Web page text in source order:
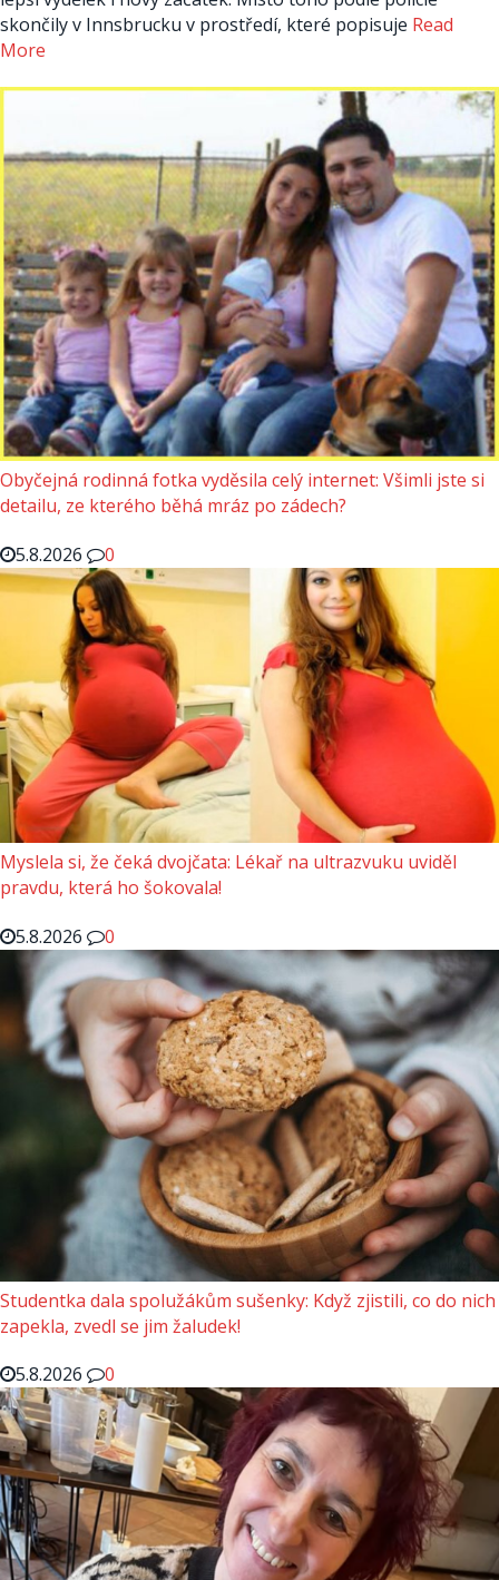
skončily v Innsbrucku v prostředí, které popisuje Read
More
Obyčejná rodinná fotka vyděsila celý internet: Všimli jste si
detailu, ze kterého běhá mráz po zádech?
5.8.2026
0
Myslela si, že čeká dvojčata: Lékař na ultrazvuku uviděl
pravdu, která ho šokovala!
5.8.2026
0
Studentka dala spolužákům sušenky: Když zjistili, co do nich
zapekla, zvedl se jim žaludek!
5.8.2026
0